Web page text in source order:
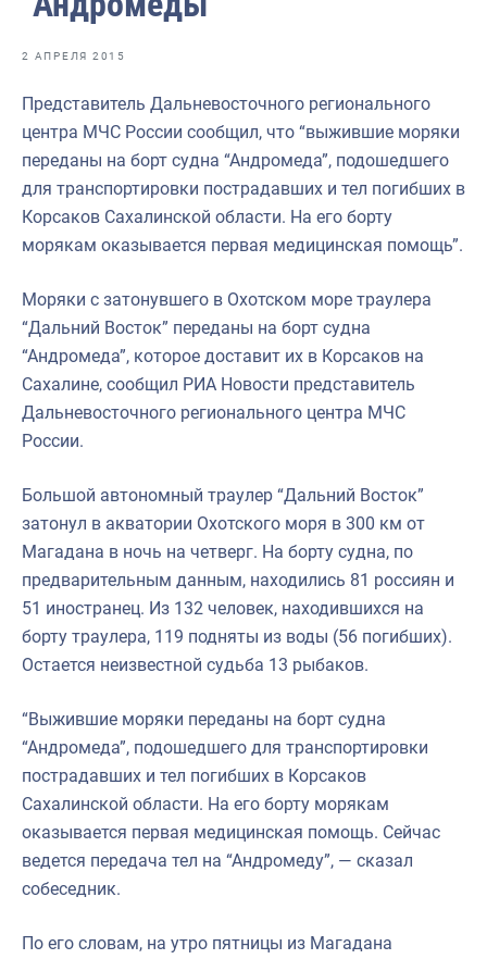
Отраслевые СМИ
Выставки и конференции
Научно-практическая литература
Рыбоохрана России
Инфографика
Укрепление духовно-нравственных ценностей
2 АПРЕЛЯ 2015
Представитель Дальневосточного регионального
центра МЧС России сообщил, что “выжившие моряки
переданы на борт судна “Андромеда”, подошедшего
для транспортировки пострадавших и тел погибших в
Корсаков Сахалинской области. На его борту
морякам оказывается первая медицинская помощь”.
Моряки с затонувшего в Охотском море траулера
“Дальний Восток” переданы на борт судна
“Андромеда”, которое доставит их в Корсаков на
Сахалине, сообщил РИА Новости представитель
Дальневосточного регионального центра МЧС
России.
Большой автономный траулер “Дальний Восток”
затонул в акватории Охотского моря в 300 км от
Магадана в ночь на четверг. На борту судна, по
предварительным данным, находились 81 россиян и
51 иностранец. Из 132 человек, находившихся на
борту траулера, 119 подняты из воды (56 погибших).
Остается неизвестной судьба 13 рыбаков.
“Выжившие моряки переданы на борт судна
“Андромеда”, подошедшего для транспортировки
пострадавших и тел погибших в Корсаков
Сахалинской области. На его борту морякам
оказывается первая медицинская помощь. Сейчас
ведется передача тел на “Андромеду”, — сказал
собеседник.
По его словам, на утро пятницы из Магадана